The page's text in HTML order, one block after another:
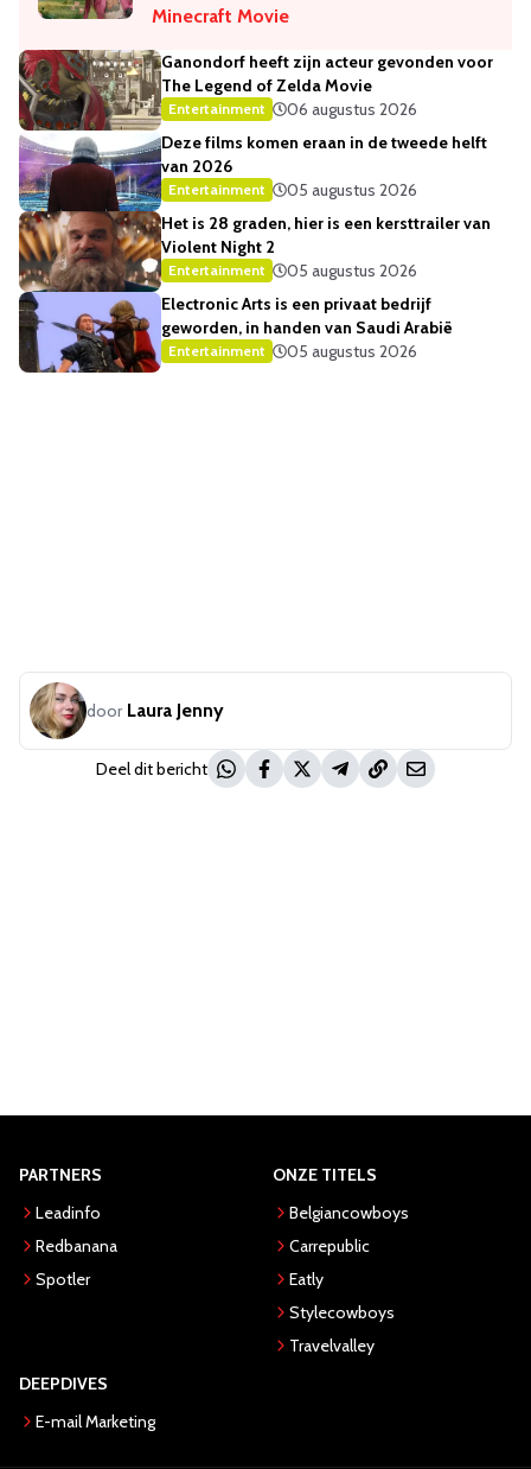
Minecraft Movie
Ganondorf heeft zijn acteur gevonden voor
The Legend of Zelda Movie
Entertainment
06 augustus 2026
Deze films komen eraan in de tweede helft
van 2026
Entertainment
05 augustus 2026
Het is 28 graden, hier is een kersttrailer van
Violent Night 2
Entertainment
05 augustus 2026
Electronic Arts is een privaat bedrijf
geworden, in handen van Saudi Arabië
Entertainment 05 augustus 2026
door Laura Jenny
Deel dit bericht
PARTNERS
Leadinfo
Redbanana
Spotler
ONZE TITELS
Belgiancowboys
Carrepublic
Eatly
Stylecowboys
Travelvalley
DEEPDIVES
E-mail Marketing